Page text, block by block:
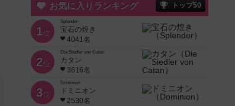
お気に入りランキング トップ50
1位
Splendor
宝石の煌き
4041名
2位
Die Siedler von Catan
カタン
3616名
3位
Dominion
ドミニオン
2530名